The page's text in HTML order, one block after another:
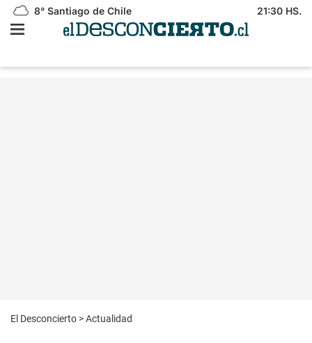
8° Santiago de Chile 21:30 HS.
El Desconcierto >Actualidad